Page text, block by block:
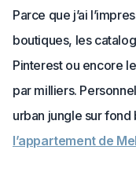
Parce que j’ai
boutiques, les
Pinterest ou encore
par milliers.
urban jungle sur fond
l’appartement de